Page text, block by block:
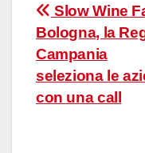
articoli
Slow Wine
Bologna, la
Campania
seleziona le
con una call